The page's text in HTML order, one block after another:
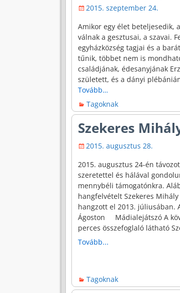
2015. szeptember 24.
Amikor egy élet beteljesedik,
válnak a gesztusai, a szavai.
egyházközség tagjai és a
tűnik, többet nem is
családjának, édesanyjának
született, és a dányi
Tovább…
Tagoknak
Szekeres
2015. augusztus 28.
2015. augusztus 24-én
szeretettel és hálával
mennybéli támogatónkra.
hangfelvételt Szekeres
hangzott el 2013. júliusában.
Ágoston Mádialejátszó A
perces összefoglaló látható
Tovább...
Tagoknak